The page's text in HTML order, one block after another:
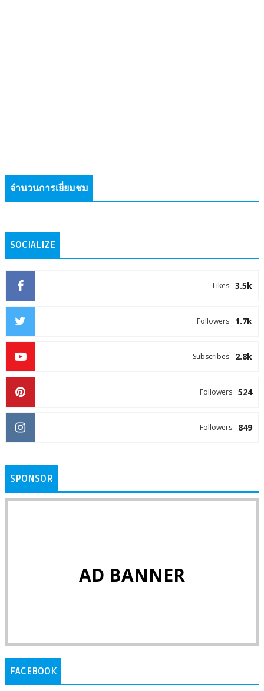
จำนวนการเยี่ยมชม
SOCIALIZE
3.5k
Likes
1.7k
Followers
2.8k
Subscribes
524
Followers
849
Followers
SPONSOR
AD BANNER
FACEBOOK